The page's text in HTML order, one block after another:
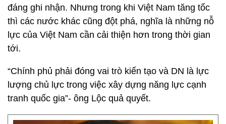
đáng ghi nhận. Nhưng trong khi Việt Nam tăng tốc
thì các nước khác cũng đột phá, nghĩa là những nỗ
lực của Việt Nam cần cải thiện hơn trong thời gian
tới.
“Chính phủ phải đóng vai trò kiến tạo và DN là lực
lượng chủ lực trong việc xây dựng năng lực cạnh
tranh quốc gia”- ông Lộc quả quyết.